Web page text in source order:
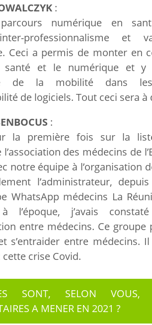
:
parcours numérique en
professionnalisme et
Ceci a permis de monter en
et le numérique et y
de la mobilité dans
de logiciels. Tout ceci sera
:
la première fois sur la
des médecins de
notre équipe à l’organisation
l’administrateur,
WhatsApp médecins La
l’époque, j’avais
entre médecins. Ce groupe
s’entraider entre médecins.
crise Covid.
SONT, SELON VOUS,
A MENER EN 2021 ?